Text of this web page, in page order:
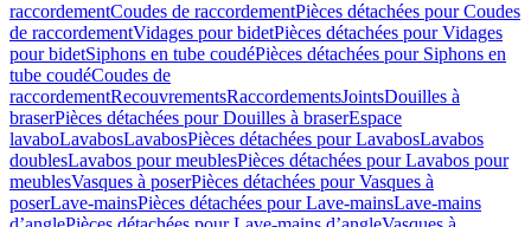
raccordementCoudes de raccordementPièces détachées pour Coudes
de raccordementVidages pour bidetPièces détachées pour Vidages
pour bidetSiphons en tube coudéPièces détachées pour Siphons en
tube coudéCoudes de
raccordementRecouvrementsRaccordementsJointsDouilles à
braserPièces détachées pour Douilles à braserEspace
lavaboLavabosLavabosPièces détachées pour LavabosLavabos
doublesLavabos pour meublesPièces détachées pour Lavabos pour
meublesVasques à poserPièces détachées pour Vasques à
poserLave-mainsPièces détachées pour Lave-mainsLave-mains